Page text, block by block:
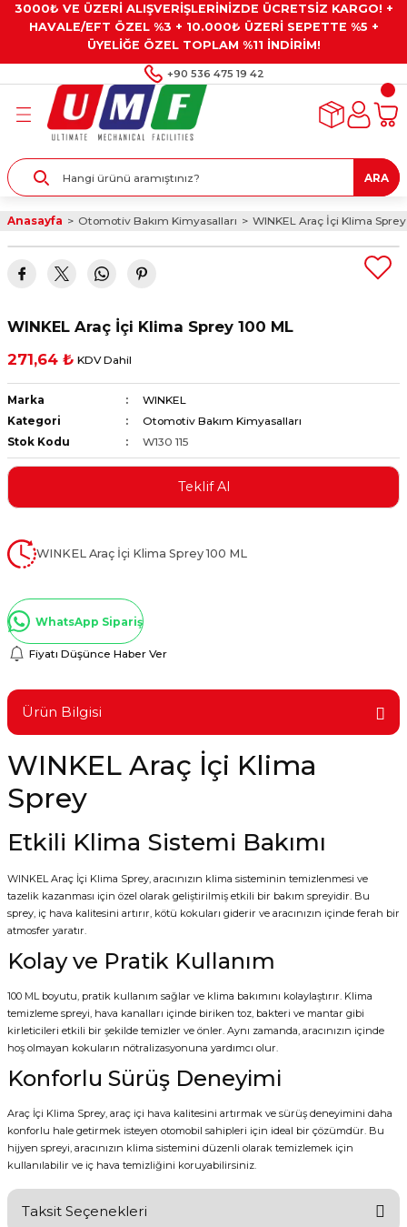
3000₺ VE ÜZERİ ALIŞVERİŞLERİNİZDE ÜCRETSİZ KARGO! +
HAVALE/EFT ÖZEL %3 + 10.000₺ ÜZERİ SEPETTE %5 +
ÜYELİĞE ÖZEL TOPLAM %11 İNDİRİM!
+90 536 475 19 42
Geri Dön
Kaplamalar
Geri Dön
Geri Dön
Gresler
Geri Dön
ve Alet Setleri
ve Multimetreler
ve Penseler
Aletleri
Geri Dön
Taşları ve
ARA
Anasayfa Otomotiv Bakım Kimyasalları WINKEL Araç İçi Klima
WINKEL Araç İçi Klima Sprey 100 ML
271,64 ₺ KDV Dahil
Marka
WINKEL
Kategori
Otomotiv Bakım Kimyasalları
Stok Kodu
W130 115
Teklif Al
WINKEL Araç İçi Klima Sprey 100 ML
WhatsApp Sipariş
Fiyatı Düşünce Haber Ver
Ürün Bilgisi
WINKEL Araç İçi Klima
Sprey
Etkili Klima Sistemi Bakımı
WINKEL Araç İçi Klima Sprey, aracınızın klima sisteminin temizlenmesi ve
tazelik kazanması için özel olarak geliştirilmiş etkili bir bakım spreyidir. Bu
sprey, iç hava kalitesini artırır, kötü kokuları giderir ve aracınızın içinde ferah bir
atmosfer yaratır.
Kolay ve Pratik Kullanım
100 ML boyutu, pratik kullanım sağlar ve klima bakımını kolaylaştırır. Klima
temizleme spreyi, hava kanalları içinde biriken toz, bakteri ve mantar gibi
kirleticileri etkili bir şekilde temizler ve önler. Aynı zamanda, aracınızın içinde
hoş olmayan kokuların nötralizasyonuna yardımcı olur.
Konforlu Sürüş Deneyimi
Araç İçi Klima Sprey, araç içi hava kalitesini artırmak ve sürüş deneyimini daha
konforlu hale getirmek isteyen otomobil sahipleri için ideal bir çözümdür. Bu
hijyen spreyi, aracınızın klima sistemini düzenli olarak temizlemek için
kullanılabilir ve iç hava temizliğini koruyabilirsiniz.
Taksit Seçenekleri